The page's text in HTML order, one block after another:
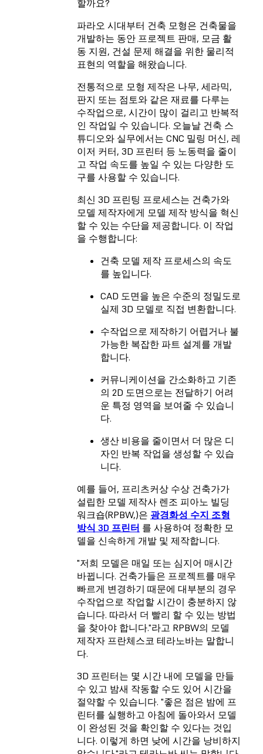
할까요?
파라오 시대부터 건축 모형은 건축물을
개발하는 동안 프로젝트 판매, 모금 활
동 지원, 건설 문제 해결을 위한 물리적
표현의 역할을 해왔습니다.
전통적으로 모형 제작은 나무, 세라믹,
판지 또는 점토와 같은 재료를 다루는
수작업으로, 시간이 많이 걸리고 반복적
인 작업일 수 있습니다. 오늘날 건축 스
튜디오와 실무에서는 CNC 밀링 머신, 레
이저 커터, 3D 프린터 등 노동력을 줄이
고 작업 속도를 높일 수 있는 다양한 도
구를 사용할 수 있습니다.
최신 3D 프린팅 프로세스는 건축가와
모델 제작자에게 모델 제작 방식을 혁신
할 수 있는 수단을 제공합니다. 이 작업
을 수행합니다:
건축 모델 제작 프로세스의 속도
를 높입니다.
CAD 도면을 높은 수준의 정밀도로
실제 3D 모델로 직접 변환합니다.
수작업으로 제작하기 어렵거나 불
가능한 복잡한 파트 설계를 개발
합니다.
커뮤니케이션을 간소화하고 기존
의 2D 도면으로는 전달하기 어려
운 특정 영역을 보여줄 수 있습니
다.
생산 비용을 줄이면서 더 많은 디
자인 반복 작업을 생성할 수 있습
니다.
예를 들어, 프리츠커상 수상 건축가가
설립한 모델 제작사 렌조 피아노 빌딩
워크숍(RPBW,)은 광경화성 수지 조형
방식 3D 프린터 를 사용하여 정확한 모
델을 신속하게 개발 및 제작합니다.
"저희 모델은 매일 또는 심지어 매시간
바뀝니다. 건축가들은 프로젝트를 매우
빠르게 변경하기 때문에 대부분의 경우
수작업으로 작업할 시간이 충분하지 않
습니다. 따라서 더 빨리 할 수 있는 방법
을 찾아야 합니다."라고 RPBW의 모델
제작자 프란체스코 테라노바는 말합니
다.
3D 프린터는 몇 시간 내에 모델을 만들
수 있고 밤새 작동할 수도 있어 시간을
절약할 수 있습니다. "좋은 점은 밤에 프
린터를 실행하고 아침에 돌아와서 모델
이 완성된 것을 확인할 수 있다는 것입
니다. 이렇게 하면 낮에 시간을 낭비하지